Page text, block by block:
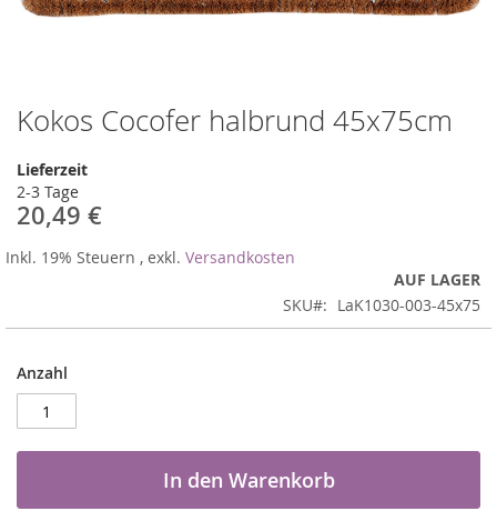
Kokos Cocofer halbrund 45x75cm
Lieferzeit
2-3 Tage
20,49 €
Inkl. 19% Steuern , exkl. Versandkosten
AUF LAGER
SKU
LaK1030-003-45x75
Anzahl
In den Warenkorb
Zum
Anfang
der
Bildergalerie
springen